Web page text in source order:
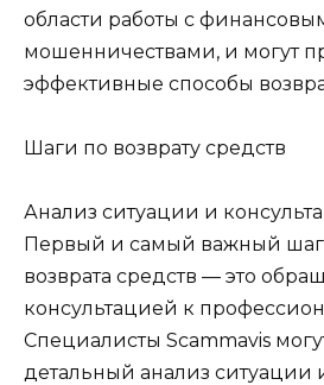
области работы с
мошенничествами, и могут
эффективные способы
Шаги по возврату средств
Анализ ситуации и
Первый и самый важный шаг
возврата средств — это
консультацией к
Специалисты Scammavis
детальный анализ ситуации